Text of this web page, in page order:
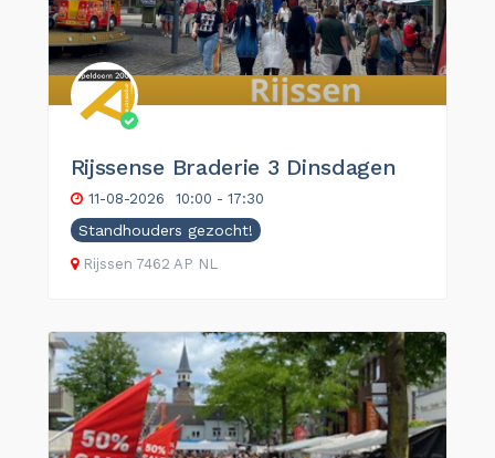
Rijssense Braderie 3 Dinsdagen
11-08-2026 10:00 - 17:30
Standhouders gezocht!
Rijssen 7462 AP NL